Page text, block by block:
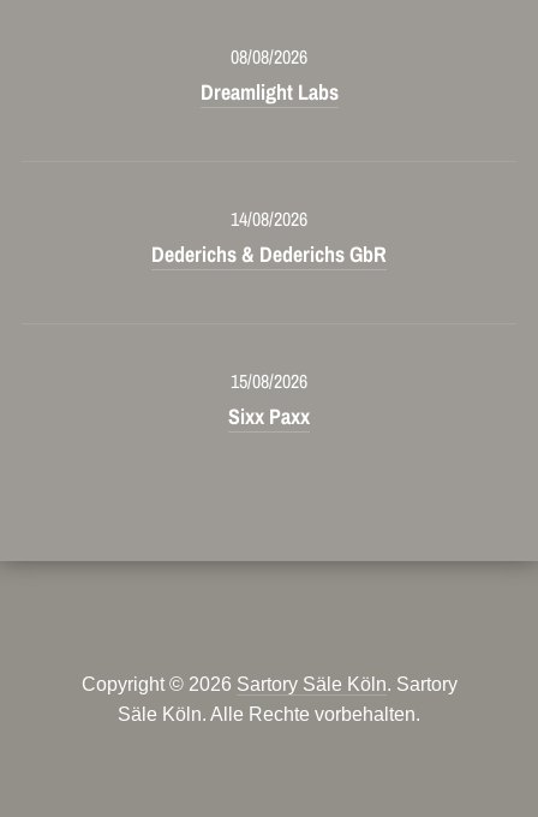
08/08/2026
Dreamlight Labs
14/08/2026
Dederichs & Dederichs GbR
15/08/2026
Sixx Paxx
Copyright © 2026 Sartory Säle Köln. Sartory
Säle Köln. Alle Rechte vorbehalten.